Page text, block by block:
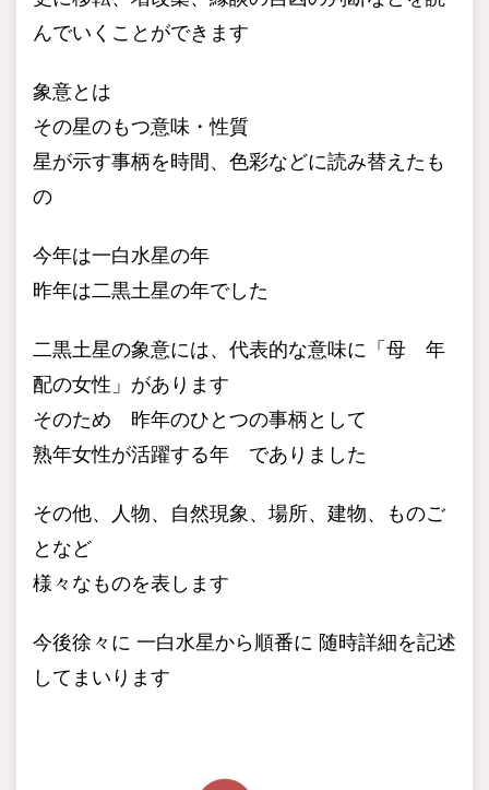
んでいくことができます
象意とは
その星のもつ意味・性質
星が示す事柄を時間、色彩などに読み替えたも
の
今年は一白水星の年
昨年は二黒土星の年でした
二黒土星の象意には、代表的な意味に「母 年
配の女性」があります
そのため 昨年のひとつの事柄として
熟年女性が活躍する年 でありました
その他、人物、自然現象、場所、建物、ものご
となど
様々なものを表します
今後徐々に 一白水星から順番に 随時詳細を記述
してまいります